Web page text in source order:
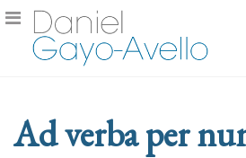
Ad verba per